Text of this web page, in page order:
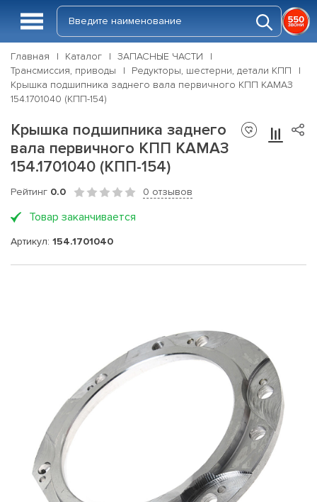
Главная Каталог
ЗАПАСНЫЕ ЧАСТИ
Трансмиссия, приводы
Редукторы, шестерни, детали КПП
Крышка подшипника заднего вала первичного КПП КАМАЗ
154.1701040 (КПП-154)
Крышка подшипника заднего
вала первичного КПП КАМАЗ
154.1701040 (КПП-154)
Рейтинг 0.0 0 отзывов
Товар заканчивается
Артикул: 154.1701040